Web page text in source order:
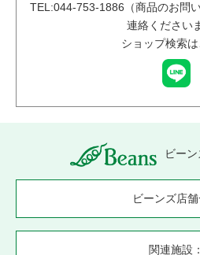
TEL:044-753-1886（商品のお問
連絡ください
ショップ検索
ビー
ビーンズ店
関連施設：